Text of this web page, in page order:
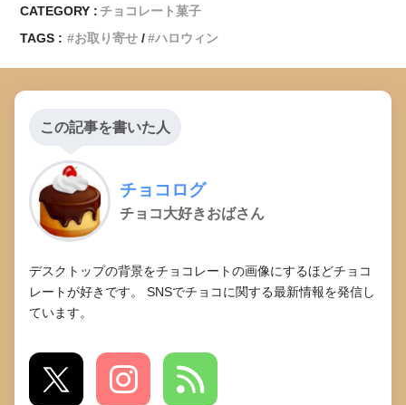
CATEGORY : チョコレート菓子
TAGS :
お取り寄せ ハロウィン
この記事を書いた人
チョコログ
チョコ大好きおばさん
デスクトップの背景をチョコレートの画像にするほどチョコ
レートが好きです。 SNSでチョコに関する最新情報を発信し
ています。